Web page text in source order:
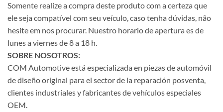
Somente realize a compra deste produto com a certeza que
ele seja compatível com seu veículo, caso tenha dúvidas, não
hesite em nos procurar. Nuestro horario de apertura es de
lunes a viernes de 8 a 18 h.
SOBRE NOSOTROS:
COM Automotive está especializada en piezas de automóvil
de diseño original para el sector de la reparación posventa,
clientes industriales y fabricantes de vehículos especiales
OEM.